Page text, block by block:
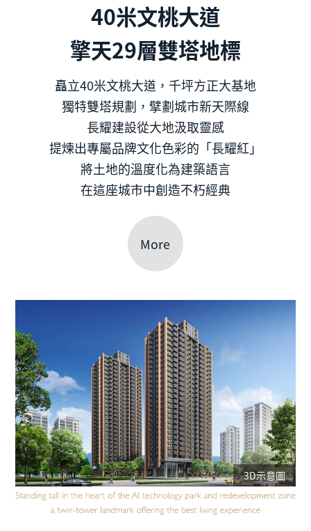
40米文桃大道
擎天29層雙塔地標
矗立40米文桃大道，千坪方正大基地
獨特雙塔規劃，擘劃城市新天際線
長耀建設從大地汲取靈感
提煉出專屬品牌文化色彩的「長耀紅」
將土地的溫度化為建築語言
在這座城市中創造不朽經典
More
3D示意圖